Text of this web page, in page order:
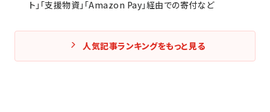
ト」「支援物資」「Amazon Pay」経由での寄付など
人気記事ランキングをもっと見る